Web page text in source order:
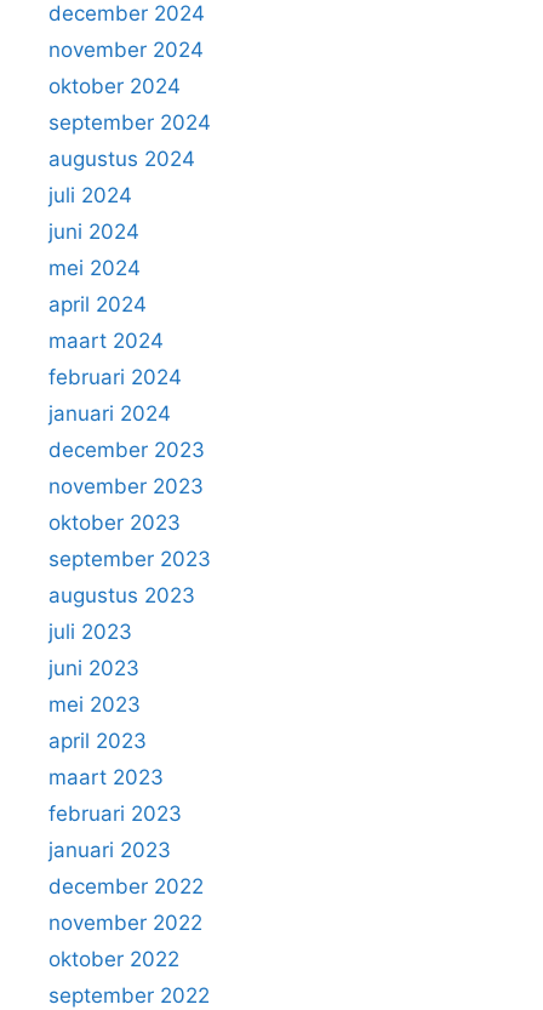
december 2024
november 2024
oktober 2024
september 2024
augustus 2024
juli 2024
juni 2024
mei 2024
april 2024
maart 2024
februari 2024
januari 2024
december 2023
november 2023
oktober 2023
september 2023
augustus 2023
juli 2023
juni 2023
mei 2023
april 2023
maart 2023
februari 2023
januari 2023
december 2022
november 2022
oktober 2022
september 2022